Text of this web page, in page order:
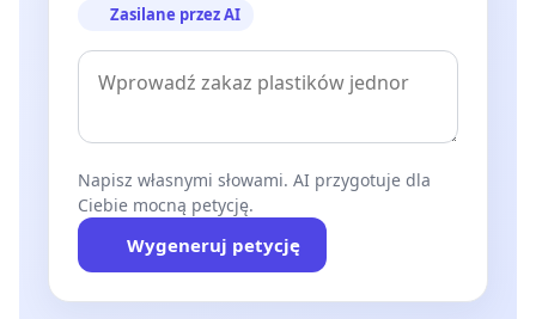
Zasilane przez AI
Napisz własnymi słowami. AI przygotuje dla
Ciebie mocną petycję.
Wygeneruj petycję